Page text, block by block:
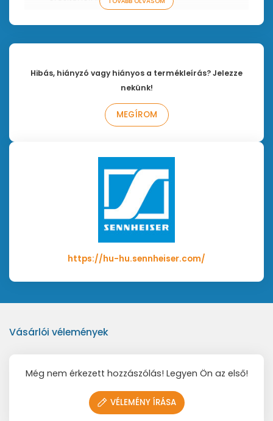
A zárt burkolat audiofil minőségű, akár 27 Hz-
es mély basszusok megszólaltatását is
lehetővé teszi.
technológiának köszönhetően akár négy
mélysugárzó vezeték nélküli csatlakoztatása is
lehetséges, és ezek az optimális hangzás
érdekében külön-külön kalibrálhatók.
Az automatizált önkalibrálás megtanulja az
Intuitív Smart Control alkalmazás több hang-
és kiegyenlítési beállítással.
Használati útmutató
Hibás, hiányzó vagy hiányos a termékleírás? Jelezze
nekünk!
MEGÍROM
https://hu-hu.sennheiser.com/
Vásárlói vélemények
Még nem érkezett hozzászólás! Legyen Ön az első!
VÉLEMÉNY ÍRÁSA